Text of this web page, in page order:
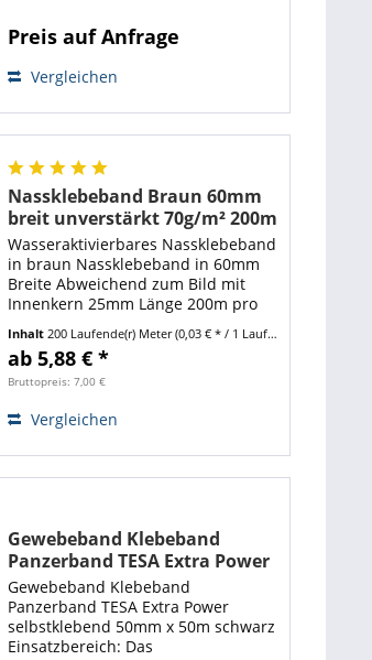
Rolle sehr gute Klebewirkung
Preis auf Anfrage
Vergleichen
Nassklebeband Braun 60mm
breit unverstärkt 70g/m² 200m
(1 Rolle)
Wasseraktivierbares Nassklebeband
in braun Nassklebeband in 60mm
Breite Abweichend zum Bild mit
Innenkern 25mm Länge 200m pro
Grammatur: 70g/m² Beschichtung
durch Pflanzenleim Caseinfreier
Klebstoff Für diese...
Inhalt 200 Laufende(r) Meter(0,03 € * / 1 Laufende(r) Meter)
ab 5,88 € *
Bruttopreis: 7,00 €
Vergleichen
Gewebeband Klebeband
Panzerband TESA Extra Power
selbstklebend 50mm x 50m
schwarz
Gewebeband Klebeband
Panzerband TESA Extra Power
selbstklebend 50mm x 50m schwarz
Einsatzbereich: Das